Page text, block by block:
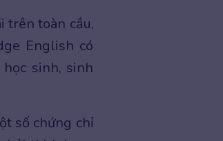
trên toàn cầu,
English có
sinh, sinh
số chứng chỉ